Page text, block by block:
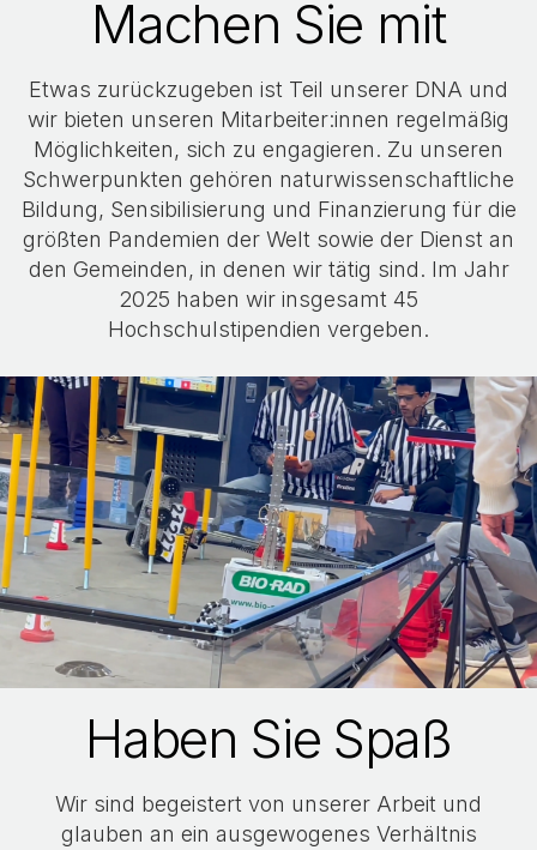
Machen Sie mit
Etwas zurückzugeben ist Teil unserer DNA und
wir bieten unseren Mitarbeiter:innen regelmäßig
Möglichkeiten, sich zu engagieren. Zu unseren
Schwerpunkten gehören naturwissenschaftliche
Bildung, Sensibilisierung und Finanzierung für die
größten Pandemien der Welt sowie der Dienst an
den Gemeinden, in denen wir tätig sind. Im Jahr
2025 haben wir insgesamt 45
Hochschulstipendien vergeben.
Haben Sie Spaß
Wir sind begeistert von unserer Arbeit und
glauben an ein ausgewogenes Verhältnis